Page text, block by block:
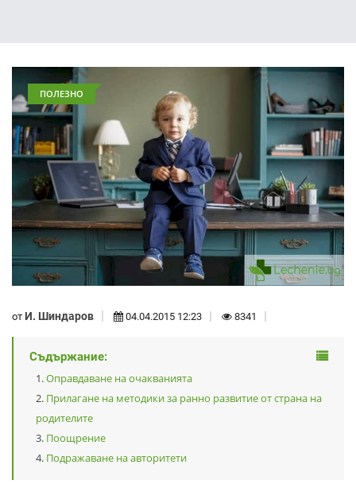
ПОЛЕЗНО
от И. Шиндаров 04.04.2015 12:23 8341
Съдържание:
Оправдаване на очакванията
Прилагане на методики за ранно развитие от страна на
родителите
Поощрение
Подражаване на авторитети